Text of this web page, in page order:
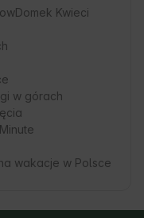
Domek Kwieci
w górach
wakacje w Polsce